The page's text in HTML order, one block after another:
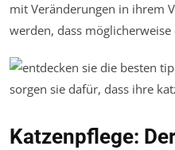
mit Veränderungen in ihrem
werden, dass
Katzenpflege: